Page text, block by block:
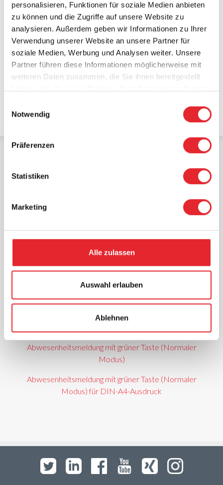
personalisieren, Funktionen für soziale Medien anbieten
zu können und die Zugriffe auf unsere Website zu
analysieren. Außerdem geben wir Informationen zu Ihrer
Verwendung unserer Website an unsere Partner für
soziale Medien, Werbung und Analysen weiter. Unsere
Partner führen diese Informationen möglicherweise mit
weiteren Daten zusammen, die Sie ihnen bereitgestellt
Notwendig
Präferenzen
Statistiken
Marketing
Alle zulassen
Auswahl erlauben
Ablehnen
Kurzanleitung: Lifeline Digital konfigurieren in der DMP
mit Verwendung von Vorlagen
Device-Management-Plattform (DMP)
Benutzerhandbuch
SIM-Karten-Refresh am Lifeline Digital
Pflichten des Nutzers zur Entsorgung
Lifeline Digital + MyAmie Schnellanleitung
Kurzanleitungen für Hausnotruf-
Teilnehmende mit Aktivitätsfunktion
Abwesenheitsmeldung mit gelber Taste (Klassischer
Abwesenheitsmeldung mit gelber Taste (Klassischer
Abwesenheitsmeldung mit grüner Taste (Normaler
Modus)
Abwesenheitsmeldung mit grüner Taste (Normaler
Modus) für DIN-A4-Ausdruck